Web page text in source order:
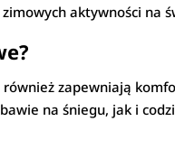
aktywności na
zapewniają
na śniegu, jak i